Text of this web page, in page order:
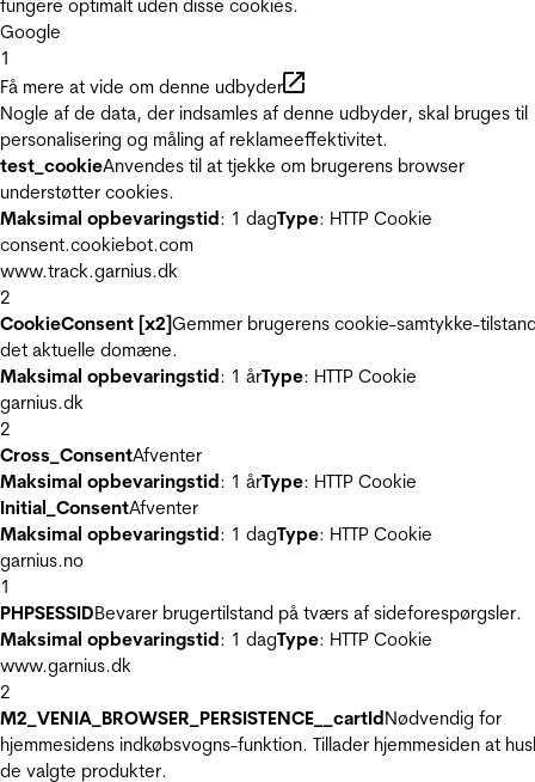
fungere optimalt uden disse cookies.
Google
1
Få mere at vide om denne udbyder
Nogle af de data, der indsamles af denne udbyder, skal bruges til
personalisering og måling af reklameeffektivitet.
test_cookieAnvendes til at tjekke om brugerens browser
understøtter cookies.
Maksimal opbevaringstid: 1 dagType: HTTP Cookie
consent.cookiebot.com
www.track.garnius.dk
2
CookieConsent [x2]Gemmer brugerens cookie-samtykke-
det aktuelle domæne.
Maksimal opbevaringstid: 1 årType: HTTP Cookie
garnius.dk
2
Cross_ConsentAfventer
Maksimal opbevaringstid: 1 årType: HTTP Cookie
Initial_ConsentAfventer
Maksimal opbevaringstid: 1 dagType: HTTP Cookie
garnius.no
1
PHPSESSIDBevarer brugertilstand på tværs af sideforespørgsler.
Maksimal opbevaringstid: 1 dagType: HTTP Cookie
www.garnius.dk
2
M2_VENIA_BROWSER_PERSISTENCE__cartIdNødvendig for
hjemmesidens indkøbsvogns-funktion. Tillader hjemmesiden at
de valgte produkter.